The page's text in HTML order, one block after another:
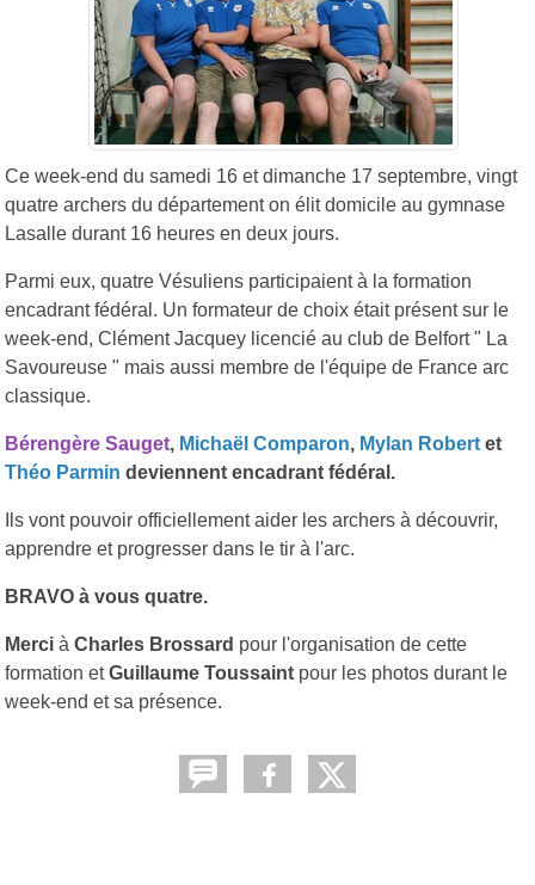
Ce week-end du samedi 16 et dimanche 17 septembre, vingt
quatre archers du département on élit domicile au gymnase
Lasalle durant 16 heures en deux jours.
Parmi eux, quatre Vésuliens participaient à la formation
encadrant fédéral. Un formateur de choix était présent sur le
week-end, Clément Jacquey licencié au club de Belfort " La
Savoureuse " mais aussi membre de l'équipe de France arc
classique.
Bérengère Sauget, Michaël Comparon, Mylan Robert et
Théo Parmin deviennent encadrant fédéral.
Ils vont pouvoir officiellement aider les archers à découvrir,
apprendre et progresser dans le tir à l'arc.
BRAVO à vous quatre.
Merci à Charles Brossard pour l'organisation de cette
formation etGuillaume Toussaint pour les photos durant le
week-end et sa présence.